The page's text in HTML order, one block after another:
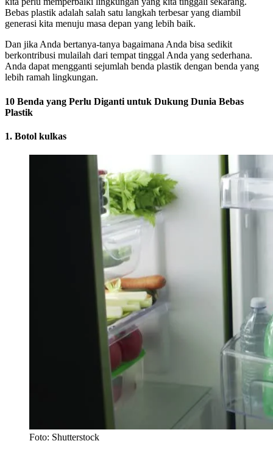
Bebas plastik adalah salah satu langkah terbesar yang diambil
generasi kita menuju masa depan yang lebih baik.
Dan jika Anda bertanya-tanya bagaimana Anda bisa sedikit
berkontribusi mulailah dari tempat tinggal Anda yang sederhana.
Anda dapat mengganti sejumlah benda plastik dengan benda yang
lebih ramah lingkungan.
10 Benda yang Perlu Diganti untuk Dukung Dunia Bebas
Plastik
1. Botol kulkas
Foto: Shutterstock